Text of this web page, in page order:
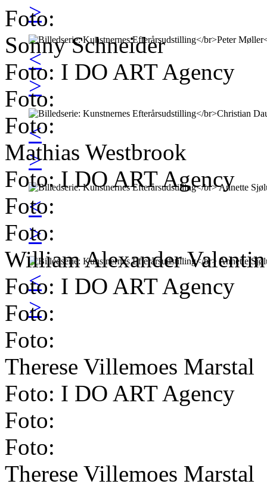
>
<
>
<
>
<
>
<
>
Foto:
Sonny Schneider
Foto: I DO ART Agency
Foto:
Foto:
Mathias Westbrook
Foto: I DO ART Agency
Foto:
Foto:
William Alexander Valentin
Foto: I DO ART Agency
Foto:
Foto:
Therese Villemoes Marstal
Foto: I DO ART Agency
Foto:
Foto:
Therese Villemoes Marstal